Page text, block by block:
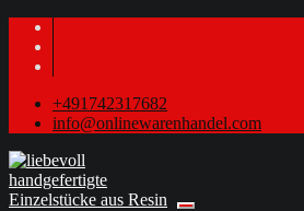
+491742317682
info@onlinewarenhandel.com